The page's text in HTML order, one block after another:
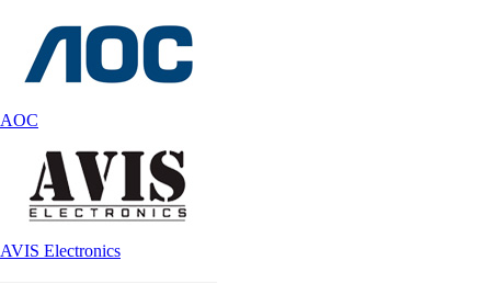
AOC
AVIS Electronics